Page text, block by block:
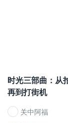
时光三部曲：从
再到打街机
关中阿福